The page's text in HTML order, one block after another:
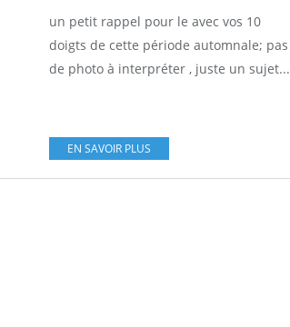
un petit rappel pour le avec vos 10
doigts de cette période automnale; pas
de photo à interpréter , juste un sujet...
EN SAVOIR PLUS